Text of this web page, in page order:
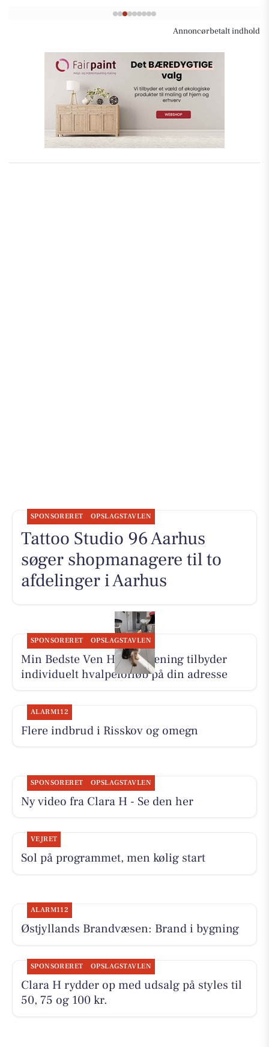
Annoncørbetalt indhold
SPONSORERET OPSLAGSTAVLEN
Tattoo Studio 96 Aarhus
søger shopmanagere til to
afdelinger i Aarhus
SPONSORERET OPSLAGSTAVLEN
Min Bedste Ven Hundetræning tilbyder
individuelt hvalpeforløb på din adresse
ALARM112
Flere indbrud i Risskov og omegn
SPONSORERET OPSLAGSTAVLEN
Ny video fra Clara H - Se den her
VEJRET
Sol på programmet, men kølig start
ALARM112
Østjyllands Brandvæsen: Brand i bygning
SPONSORERET OPSLAGSTAVLEN
Clara H rydder op med udsalg på styles til
50, 75 og 100 kr.